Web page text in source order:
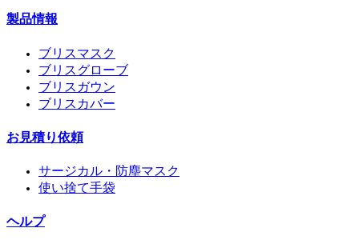
製品情報
ブリスマスク
ブリスグローブ
ブリスガウン
ブリスカバー
お見積り依頼
サージカル・防塵マスク
使い捨て手袋
ヘルプ